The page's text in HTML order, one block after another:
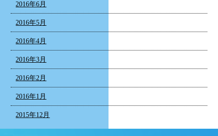
2016年6月
2016年5月
2016年4月
2016年3月
2016年2月
2016年1月
2015年12月